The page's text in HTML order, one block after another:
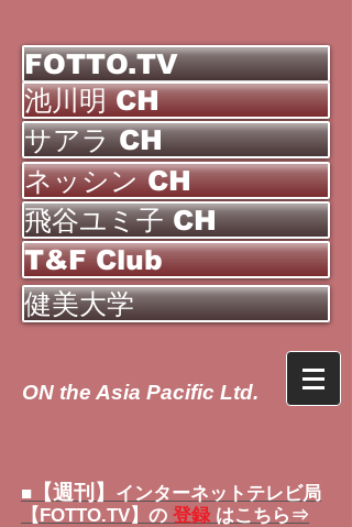
FOTTO.TV
池川明 CH
サアラ CH
ネッシン CH
飛谷ユミ子 CH
T&F Club
健美大学
ON the Asia Pacific Ltd.
■ 【週刊】
インターネットテレビ局
【FOTTO.TV】の 登録 はこちら⇒